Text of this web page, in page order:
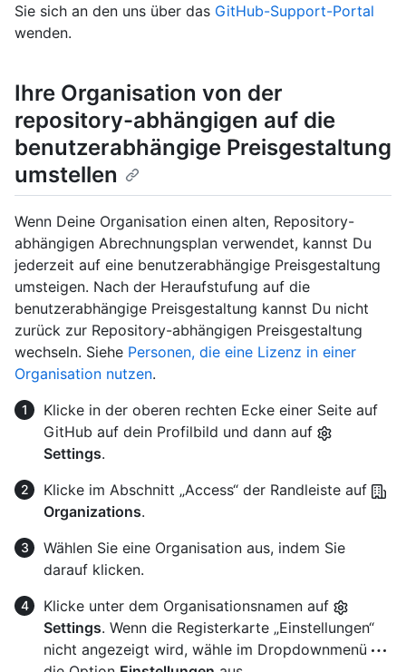
Sie sich an den uns über das GitHub-Support-Portal
wenden.
Ihre Organisation von der
repository-abhängigen auf die
benutzerabhängige Preisgestaltung
umstellen
Wenn Deine Organisation einen alten, Repository-
abhängigen Abrechnungsplan verwendet, kannst Du
jederzeit auf eine benutzerabhängige Preisgestaltung
umsteigen. Nach der Heraufstufung auf die
benutzerabhängige Preisgestaltung kannst Du nicht
zurück zur Repository-abhängigen Preisgestaltung
wechseln. Siehe Personen, die eine Lizenz in einer
Organisation nutzen.
Klicke in der oberen rechten Ecke einer Seite auf
GitHub auf dein Profilbild und dann auf
Settings.
Klicke im Abschnitt „Access“ der Randleiste auf
Organizations.
Wählen Sie eine Organisation aus, indem Sie
darauf klicken.
Klicke unter dem Organisationsnamen auf
Settings. Wenn die Registerkarte „Einstellungen“
nicht angezeigt wird, wähle im Dropdownmenü